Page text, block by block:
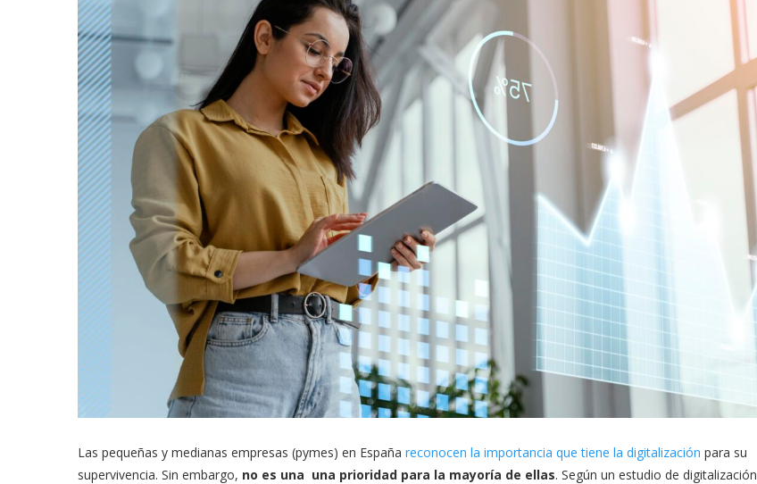
Las pequeñas y medianas empresas (pymes) en España reconocen la importancia que tiene la digitalización para su
supervivencia. Sin embargo, no es una una prioridad para la mayoría de ellas. Según un estudio de digitalización